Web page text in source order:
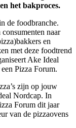
het bakproces.
de foodbranche.
naar
en
met deze foodtrend
Ake Ideal
Pizza Forum.
zijn op jouw
Nordcap. In
Forum dit jaar
van de pizzaovens